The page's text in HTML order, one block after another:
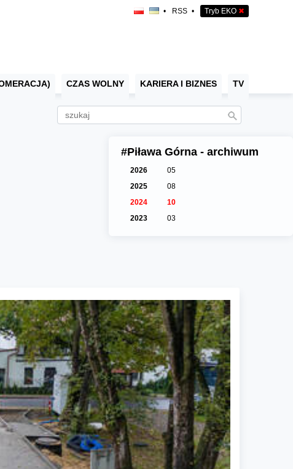
• RSS • Tryb EKO ✖
CZAS WOLNY KARIERA I BIZNES TV
#Piława Górna - archiwum
2026
05
2025
08
2024
10
2023
03